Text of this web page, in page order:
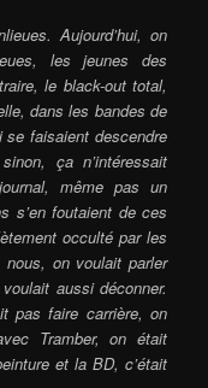
Aujourd’hui, on
les jeunes des
le black-out total,
dans les bandes de
faisaient descendre
ça n’intéressait
même pas un
s’en foutaient de ces
occulté par les
on voulait parler
aussi déconner.
pas faire carrière, on
Tramber, on était
et la BD, c’était